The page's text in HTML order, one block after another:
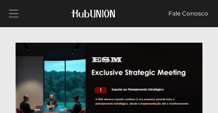
Open main menu Fale Conosco